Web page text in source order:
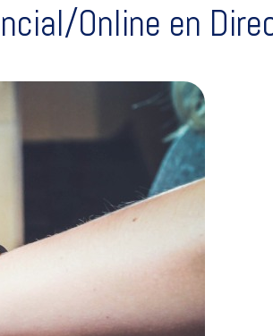
Online en